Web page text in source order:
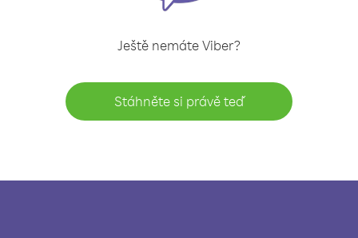
Ještě nemáte Viber?
Stáhněte si právě teď